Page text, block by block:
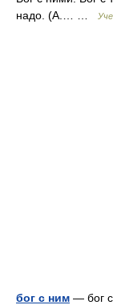
надо. (А.… …
бог с ним — бог